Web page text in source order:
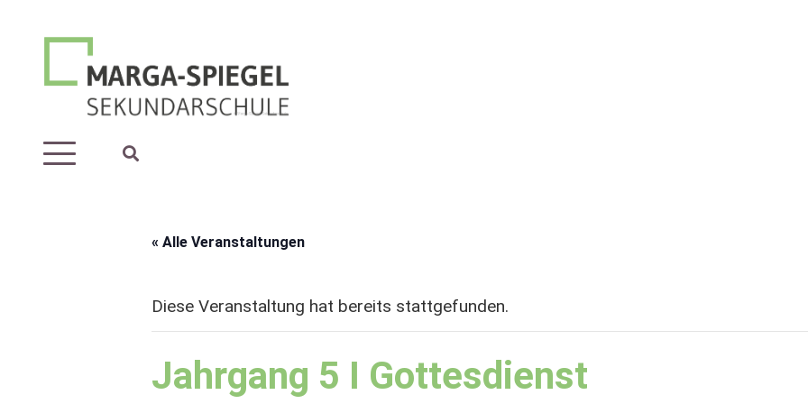
« Alle Veranstaltungen
Diese Veranstaltung hat bereits stattgefunden.
Jahrgang 5 I Gottesdienst